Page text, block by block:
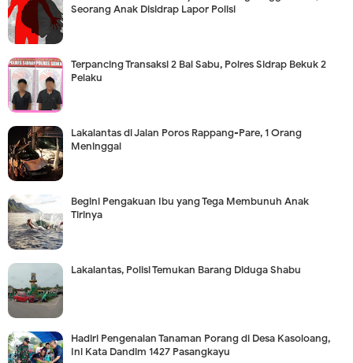
Seorang Anak Disidrap Lapor Polisi
Terpancing Transaksi 2 Bal Sabu, Polres Sidrap Bekuk 2
Pelaku
Lakalantas di Jalan Poros Rappang-Pare, 1 Orang
Meninggal
Begini Pengakuan Ibu yang Tega Membunuh Anak
Tirinya
Lakalantas, Polisi Temukan Barang Diduga Shabu
Hadiri Pengenalan Tanaman Porang di Desa Kasoloang,
Ini Kata Dandim 1427 Pasangkayu